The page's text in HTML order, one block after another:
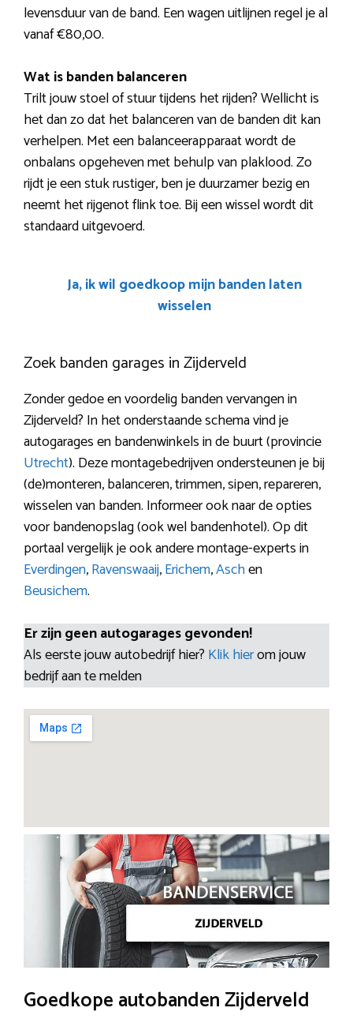
levensduur van de band. Een wagen uitlijnen regel je al
vanaf €80,00.
Wat is banden balanceren
Trilt jouw stoel of stuur tijdens het rijden? Wellicht is
het dan zo dat het balanceren van de banden dit kan
verhelpen. Met een balanceerapparaat wordt de
onbalans opgeheven met behulp van plaklood. Zo
rijdt je een stuk rustiger, ben je duurzamer bezig en
neemt het rijgenot flink toe. Bij een wissel wordt dit
standaard uitgevoerd.
Ja, ik wil goedkoop mijn banden laten
wisselen
Zoek banden garages in Zijderveld
Zonder gedoe en voordelig banden vervangen in
Zijderveld? In het onderstaande schema vind je
autogarages en bandenwinkels in de buurt (provincie
Utrecht). Deze montagebedrijven ondersteunen je bij
(de)monteren, balanceren, trimmen, sipen, repareren,
wisselen van banden. Informeer ook naar de opties
voor bandenopslag (ook wel bandenhotel). Op dit
portaal vergelijk je ook andere montage-experts in
Everdingen,Ravenswaaij,Erichem,Aschen
Beusichem.
Er zijn geen autogarages gevonden!
Als eerste jouw autobedrijf hier? Klik hierom jouw
bedrijf aan te melden
Goedkope autobanden Zijderveld